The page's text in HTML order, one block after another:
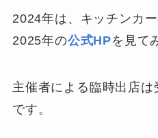
2024年は、キッチンカ
2025年の公式HPを見て
主催者による臨時出店は
です。